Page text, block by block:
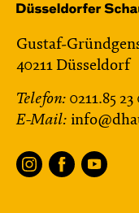
Gustaf-
40211 Düsseldorf
Telefon: 0211.85 23
E-Mail: